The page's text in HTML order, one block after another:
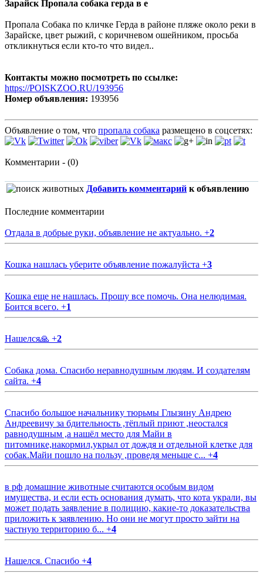
Зарайск Пропала собака герда в е
Пропала Собака по кличке Герда в районе пляже около реки в
Зарайске, цвет рыжий, с коричневом ошейником, просьба
откликнуться если кто-то что видел..
Контакты можно посмотреть по ссылке:
https://POISKZOO.RU/193956
Номер объявления: 193956
Объявление о том, что пропала собака размещено в соцсетях:
Комментарии - (0)
Добавить комментарий к объявлению
Последние комментарии
Отдала в добрые руки, объявление не актуально. +2
Кошка нашлась уберите объявление пожалуйста +3
Кошка еще не нашлась. Прошу все помочь. Она нелюдимая.
Боится всего. +1
Нашелся🙏 +2
Собака дома. Спасибо неравнодушным людям. И создателям
сайта. +4
Спасибо большое начальнику тюрьмы Глызину Андрею
Андреевичу за бдительность ,тёплый приют ,неостался
равнодушным ,а нашёл место для Майи в
питомнике,накормил,укрыл от дождя и отдельной клетке для
собак.Майи пошло на пользу ,проведя меньше с... +4
в рф домашние животные считаются особым видом
имущества, и если есть основания думать, что кота украли, вы
может подать заявление в полицию, какие-то доказательства
приложить к заявлению. Но они не могут просто зайти на
частную территорию б... +4
Нашелся. Спасибо +4